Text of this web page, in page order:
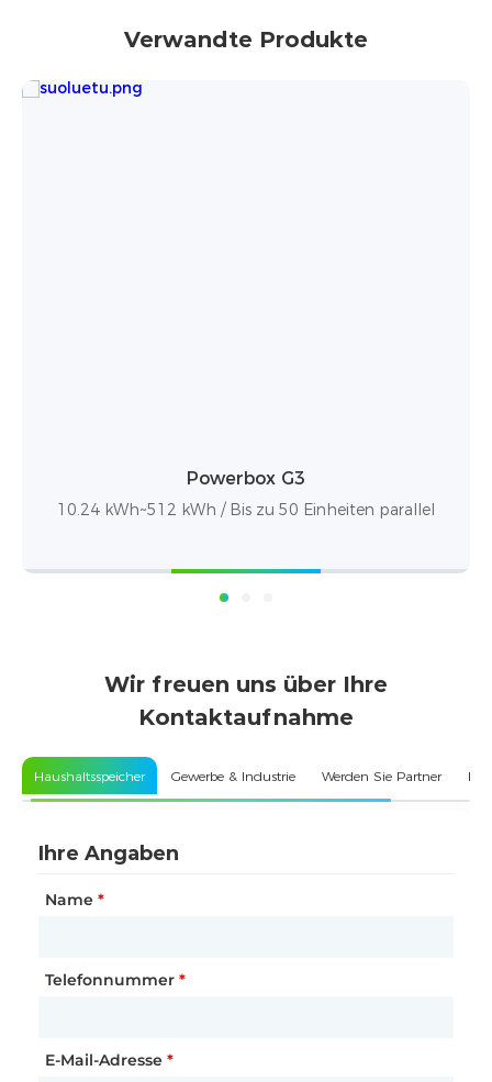
Verwandte Produkte
PowerBrick Pro
14.336 kWh / Schutzart IP65
Wir freuen uns über Ihre
Kontaktaufnahme
Haushaltsspeicher Gewerbe & Industrie Werden Sie Partner
Ihre Angaben
Name *
Telefonnummer *
E-Mail-Adresse *
Ihre Unternehmensdaten
Name des Unternehmens
Kundentyp*
Straße und Hausnummer
Ihre Unternehmensdaten
Art der Partnerschaft
Name des Unternehmens
Website